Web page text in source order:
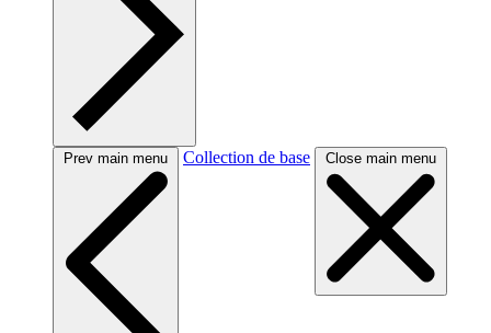
Prev main menu Collection de base Close main menu